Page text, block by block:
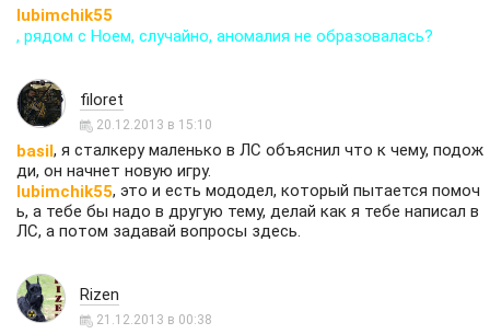
lubimchik55
, рядом с Ноем, случайно, аномалия не образовалась?
filoret
20.12.2013 в 15:10
basil, я сталкеру маленько в ЛС объяснил что к чему, подож
ди, он начнет новую игру.
lubimchik55, это и есть мододел, который пытается помоч
ь, а тебе бы надо в другую тему, делай как я тебе написал в
ЛС, а потом задавай вопросы здесь.
Rizen
21.12.2013 в 00:38